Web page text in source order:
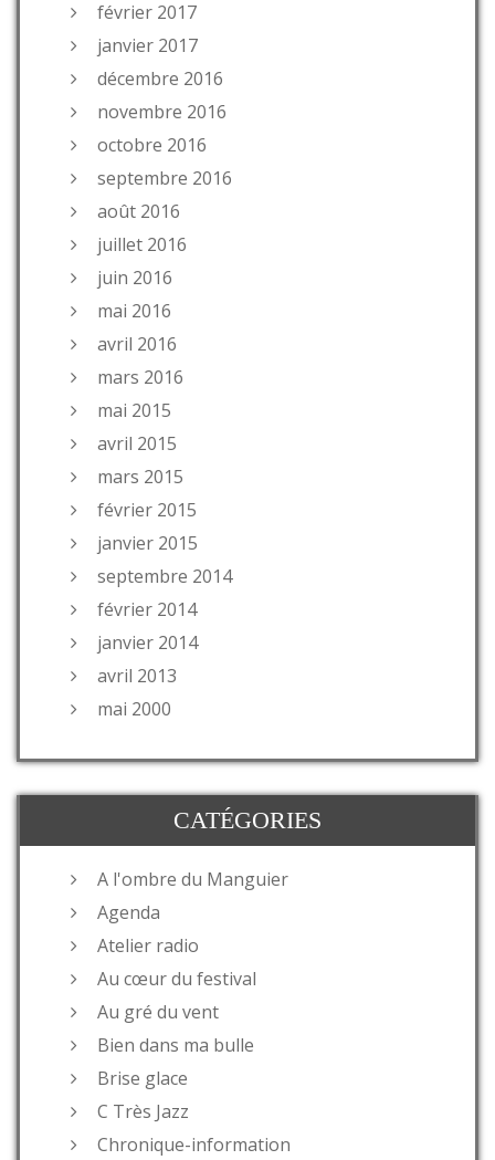
février 2017
janvier 2017
décembre 2016
novembre 2016
octobre 2016
septembre 2016
août 2016
juillet 2016
juin 2016
mai 2016
avril 2016
mars 2016
mai 2015
avril 2015
mars 2015
février 2015
janvier 2015
septembre 2014
février 2014
janvier 2014
avril 2013
mai 2000
CATÉGORIES
A l'ombre du Manguier
Agenda
Atelier radio
Au cœur du festival
Au gré du vent
Bien dans ma bulle
Brise glace
C Très Jazz
Chronique-information